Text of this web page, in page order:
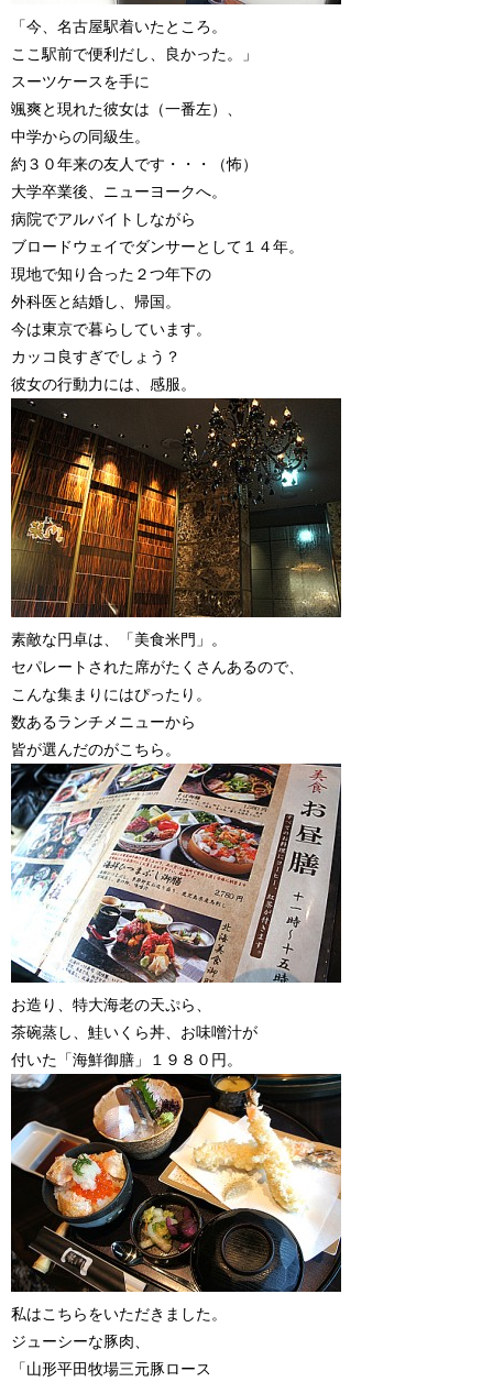
「今、名古屋駅着いたところ。
ここ駅前で便利だし、良かった。」
スーツケースを手に
颯爽と現れた彼女は（一番左）、
中学からの同級生。
約３０年来の友人です・・・（怖）
大学卒業後、ニューヨークへ。
病院でアルバイトしながら
ブロードウェイでダンサーとして１４年。
現地で知り合った２つ年下の
外科医と結婚し、帰国。
今は東京で暮らしています。
カッコ良すぎでしょう？
彼女の行動力には、感服。
素敵な円卓は、「美食米門」。
セパレートされた席がたくさんあるので、
こんな集まりにはぴったり。
数あるランチメニューから
皆が選んだのがこちら。
お造り、特大海老の天ぷら、
茶碗蒸し、鮭いくら丼、お味噌汁が
付いた「海鮮御膳」１９８０円。
私はこちらをいただきました。
ジューシーな豚肉、
「山形平田牧場三元豚ロース